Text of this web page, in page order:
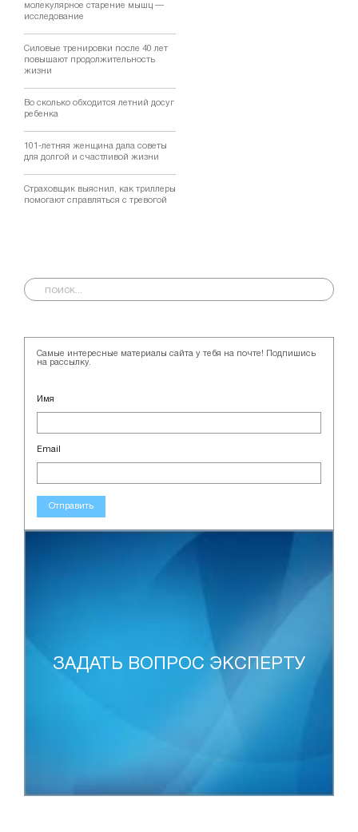
молекулярное старение мышц —
исследование
Силовые тренировки после 40 лет
повышают продолжительность
жизни
Во сколько обходится летний досуг
ребенка
101-летняя женщина дала советы
для долгой и счастливой жизни
Страховщик выяснил, как триллеры
помогают справляться с тревогой
Самые интересные материалы сайта у тебя на почте! Подпишись
на рассылку.
Имя
Email
Отправить
ЗАДАТЬ ВОПРОС ЭКСПЕРТУ